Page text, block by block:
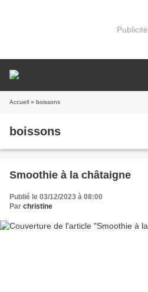
Publicité
Accueil » boissons
boissons
Smoothie à la châtaigne
Publié le 03/12/2023 à 08:00
Par christine